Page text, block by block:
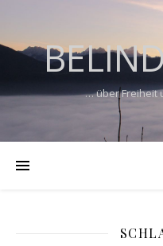
… über Freiheit